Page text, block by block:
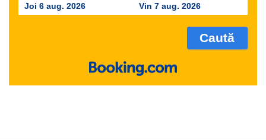
Joi 6 aug. 2026 Vin 7 aug. 2026